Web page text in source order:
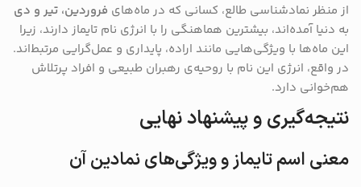
از منظر نمادشناسی طالع، کسانی که در ماه‌های فروردین، تیر و دی
به دنیا آمده‌اند، بیشترین هماهنگی را با انرژی نام تایماز دارند، زیرا
این ماه‌ها با ویژگی‌هایی مانند اراده، پایداری و عمل‌گرایی مرتبط‌اند.
در واقع، انرژی این نام با روحیه‌ی رهبران طبیعی و افراد پرتلاش
هم‌خوانی دارد.
نتیجه‌گیری و پیشنهاد نهایی
معنی اسم تایماز و ویژگی‌های نمادین آن